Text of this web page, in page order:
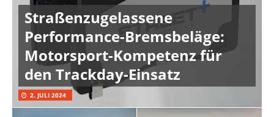
Straßenzugelassene
Performance-Bremsbeläge:
Motorsport-Kompetenz für
den Trackday-Einsatz
2. JULI 2024